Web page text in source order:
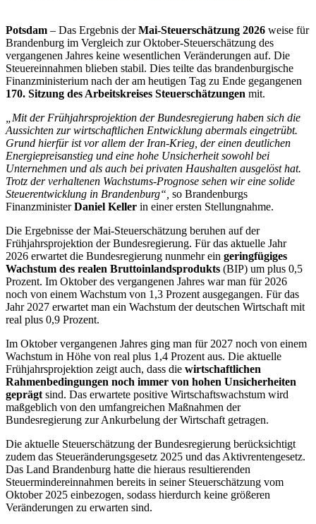
Potsdam – Das Ergebnis derMai-Steuerschätzung 2026 weise für
Brandenburg im Vergleich zur Oktober-Steuerschätzung des
vergangenen Jahres keine wesentlichen Veränderungen auf. Die
Steuereinnahmen blieben stabil. Dies teilte das brandenburgische
Finanzministerium nach der am heutigen Tag zu Ende gegangenen
170. Sitzung des Arbeitskreises Steuerschätzungen mit.
„Mit der Frühjahrsprojektion der Bundesregierung haben sich die
Aussichten zur wirtschaftlichen Entwicklung abermals eingetrübt.
Grund hierfür ist vor allem der Iran-Krieg, der einen deutlichen
Energiepreisanstieg und eine hohe Unsicherheit sowohl bei
Unternehmen und als auch bei privaten Haushalten ausgelöst hat.
Trotz der verhaltenen Wachstums-Prognose sehen wir eine solide
Steuerentwicklung in Brandenburg“, so Brandenburgs
FinanzministerDaniel Keller in einer ersten Stellungnahme.
Die Ergebnisse der Mai-Steuerschätzung beruhen auf der
Frühjahrsprojektion der Bundesregierung. Für das aktuelle Jahr
2026 erwartet die Bundesregierung nunmehr ein geringfügiges
Wachstum des realen Bruttoinlandsprodukts (BIP) um plus 0,5
Prozent. Im Oktober des vergangenen Jahres war man für 2026
noch von einem Wachstum von 1,3 Prozent ausgegangen. Für das
Jahr 2027 erwartet man ein Wachstum der deutschen Wirtschaft mit
real plus 0,9 Prozent.
Im Oktober vergangenen Jahres ging man für 2027 noch von einem
Wachstum in Höhe von real plus 1,4 Prozent aus. Die aktuelle
Frühjahrsprojektion zeigt auch, dass die wirtschaftlichen
Rahmenbedingungen noch immer von hohen Unsicherheiten
geprägt sind. Das erwartete positive Wirtschaftswachstum wird
maßgeblich von den umfangreichen Maßnahmen der
Bundesregierung zur Ankurbelung der Wirtschaft getragen.
Die aktuelle Steuerschätzung der Bundesregierung berücksichtigt
zudem das Steueränderungsgesetz 2025 und das Aktivrentengesetz.
Das Land Brandenburg hatte die hieraus resultierenden
Steuermindereinnahmen bereits in seiner Steuerschätzung vom
Oktober 2025 einbezogen, sodass hierdurch keine größeren
Veränderungen zu erwarten sind.